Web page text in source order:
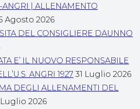
| ALLENAMENTO
Agosto 2026
DEL CONSIGLIERE DAUNNO
E’ IL NUOVO RESPONSABILE
ANGRI 1927 31 Luglio 2026
DEGLI ALLENAMENTI DEL
Luglio 2026